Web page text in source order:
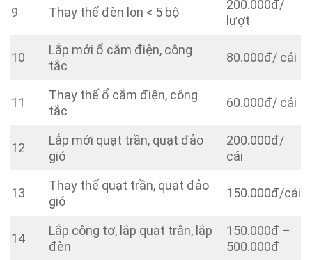
9 Thay thế đèn lon < 5 bộ
200.000đ/
lượt
10
Lắp mới ổ cắm điện, công
tắc
80.000đ/ cái
11
Thay thế ổ cắm điện, công
tắc
60.000đ/ cái
12
Lắp mới quạt trần, quạt đảo
gió
200.000đ/
cái
13
Thay thế quạt trần, quạt đảo
gió
150.000đ/cái
14
Lắp công tơ, lắp quạt trần, lắp
đèn
150.000đ –
500.000đ